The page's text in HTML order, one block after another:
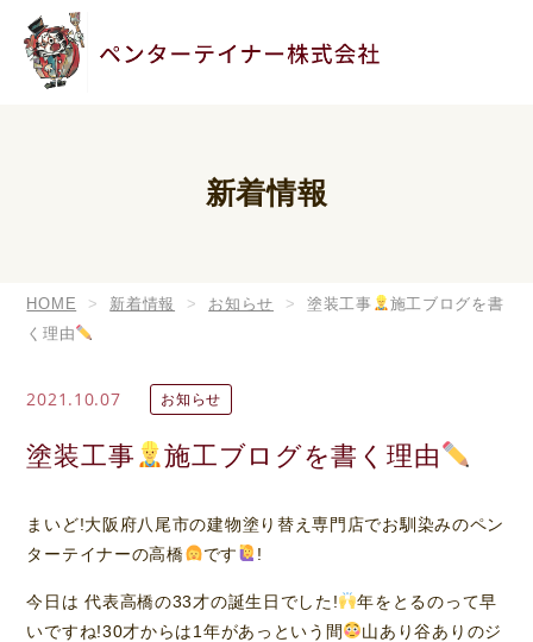
新着情報
HOME 新着情報 お知らせ 塗装工事
施工ブログを書
く理由
2021.10.07 お知らせ
塗装工事 施工ブログを書く理由
まいど!大阪府八尾市の建物塗り替え専門店でお馴染みのペン
ターテイナーの高橋
です !
今日は 代表高橋の33才の誕生日でした!
年をとるのって早
いですね!30才からは1年があっという間
山あり谷ありのジ